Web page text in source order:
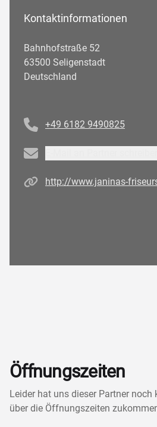
Kontaktinformationen
Bahnhofstraße 52
63500 Seligenstadt
Deutschland
+49 6182 9490825
Email
Homepagehttp://www.janinas-
Öffnungszeiten
Leider hat uns dieser Partner
über die Öffnungszeiten